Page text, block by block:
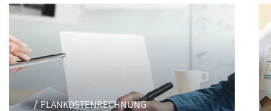
/ PLANKOSTENRECHNUNG